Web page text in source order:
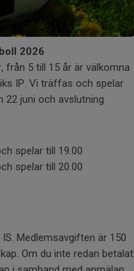
2026
från 5 till 15 år är välkomna
IP. Vi träffas och spelar
22 juni och avslutning
spelar till 19.00
spelar till 20.00
Medlemsavgiften är 150
Om du inte redan betalat